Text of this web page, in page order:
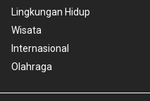
Lingkungan Hidup
Wisata
Internasional
Olahraga